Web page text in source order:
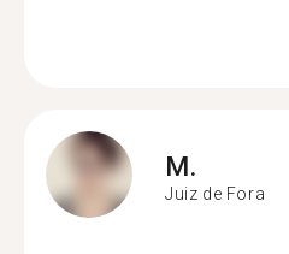
M.
Juiz de Fora